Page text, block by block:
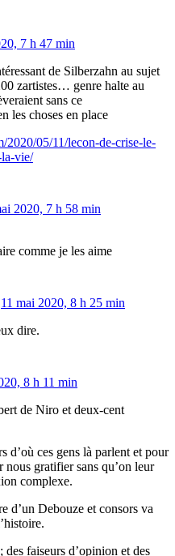
7 h 47 min
de Silberzahn au sujet
zartistes… genre halte au
sans ce
les choses en place
2020/05/11/lecon-de-crise-le-
la-vie/
2020, 7 h 58 min
comme je les aime
11 mai 2020, 8 h 25 min
dire.
8 h 11 min
de Niro et deux-cent
d’où ces gens là parlent et pour
nous gratifier sans qu’on leur
complexe.
d’un Debouze et consors va
faiseurs d’opinion et des